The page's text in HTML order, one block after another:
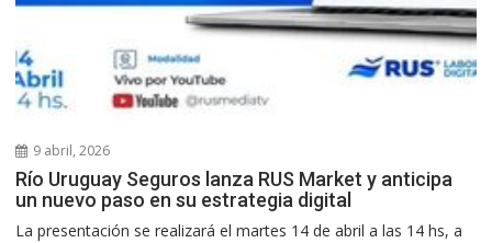
9 abril, 2026
Río Uruguay Seguros lanza RUS Market y anticipa
un nuevo paso en su estrategia digital
La presentación se realizará el martes 14 de abril a las 14 hs, a